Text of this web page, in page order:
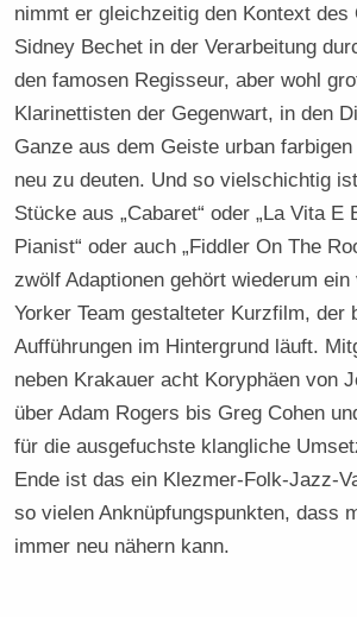
nimmt er gleichzeitig den Kontext des
Sidney Bechet in der Verarbeitung
den famosen Regisseur, aber wohl
Klarinettisten der Gegenwart, in den
Ganze aus dem Geiste urban
neu zu deuten. Und so vielschichtig
Stücke aus „Cabaret“ oder „La Vita E
Pianist“ oder auch „Fiddler On The
zwölf Adaptionen gehört wiederum
Yorker Team gestalteter Kurzfilm, der
Aufführungen im Hintergrund läuft.
neben Krakauer acht Koryphäen von
über Adam Rogers bis Greg Cohen
für die ausgefuchste klangliche
Ende ist das ein Klezmer-Folk-Jazz-
so vielen Anknüpfungspunkten, dass
immer neu nähern kann.